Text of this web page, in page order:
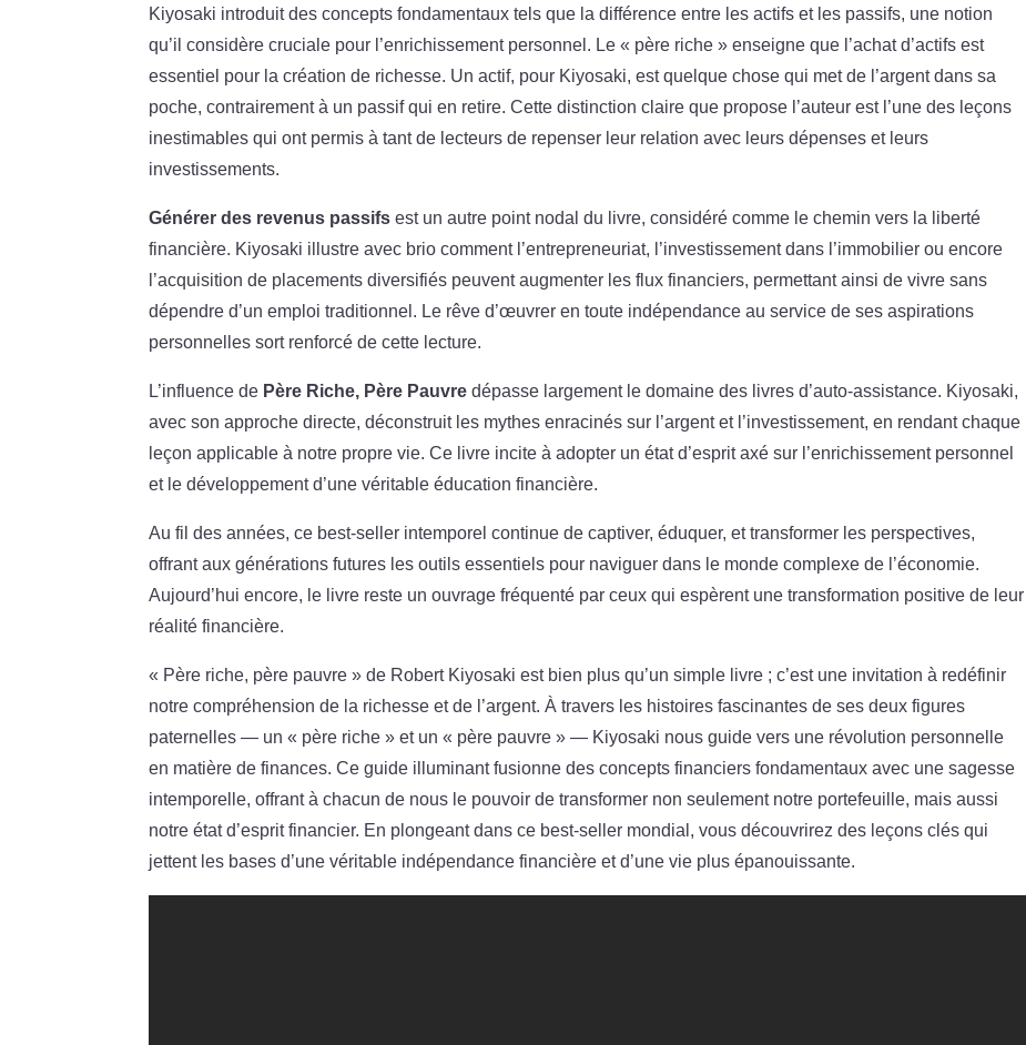
Kiyosaki introduit des concepts fondamentaux tels que la différence entre les actifs et les passifs, une notion
qu’il considère cruciale pour l’enrichissement personnel. Le « père riche » enseigne que l’achat d’actifs est
essentiel pour la création de richesse. Un actif, pour Kiyosaki, est quelque chose qui met de l’argent dans sa
poche, contrairement à un passif qui en retire. Cette distinction claire que propose l’auteur est l’une des leçons
inestimables qui ont permis à tant de lecteurs de repenser leur relation avec leurs dépenses et leurs
investissements.
Générer des revenus passifs est un autre point nodal du livre, considéré comme le chemin vers la liberté
financière. Kiyosaki illustre avec brio comment l’entrepreneuriat, l’investissement dans l’immobilier ou encore
l’acquisition de placements diversifiés peuvent augmenter les flux financiers, permettant ainsi de vivre sans
dépendre d’un emploi traditionnel. Le rêve d’œuvrer en toute indépendance au service de ses aspirations
personnelles sort renforcé de cette lecture.
L’influence de Père Riche, Père Pauvre dépasse largement le domaine des livres d’auto-assistance. Kiyosaki,
avec son approche directe, déconstruit les mythes enracinés sur l’argent et l’investissement, en rendant chaque
leçon applicable à notre propre vie. Ce livre incite à adopter un état d’esprit axé sur l’enrichissement personnel
et le développement d’une véritable éducation financière.
Au fil des années, ce best-seller intemporel continue de captiver, éduquer, et transformer les perspectives,
offrant aux générations futures les outils essentiels pour naviguer dans le monde complexe de l’économie.
Aujourd’hui encore, le livre reste un ouvrage fréquenté par ceux qui espèrent une transformation positive de leur
réalité financière.
« Père riche, père pauvre » de Robert Kiyosaki est bien plus qu’un simple livre ; c’est une invitation à redéfinir
notre compréhension de la richesse et de l’argent. À travers les histoires fascinantes de ses deux figures
paternelles — un « père riche » et un « père pauvre » — Kiyosaki nous guide vers une révolution personnelle
en matière de finances. Ce guide illuminant fusionne des concepts financiers fondamentaux avec une sagesse
intemporelle, offrant à chacun de nous le pouvoir de transformer non seulement notre portefeuille, mais aussi
notre état d’esprit financier. En plongeant dans ce best-seller mondial, vous découvrirez des leçons clés qui
jettent les bases d’une véritable indépendance financière et d’une vie plus épanouissante.